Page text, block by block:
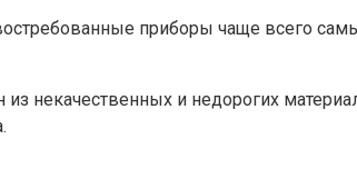
приборы чаще всего
некачественных и недорогих